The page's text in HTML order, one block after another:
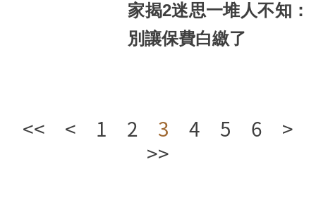
家揭2迷思一堆人不知：
別讓保費白繳了
<< < 1 2 3 4 5 6
>
>>